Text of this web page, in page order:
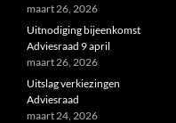
maart 26, 2026
Uitnodiging bijeenkomst
Adviesraad 9 april
maart 26, 2026
Uitslag verkiezingen
Adviesraad
maart 24, 2026